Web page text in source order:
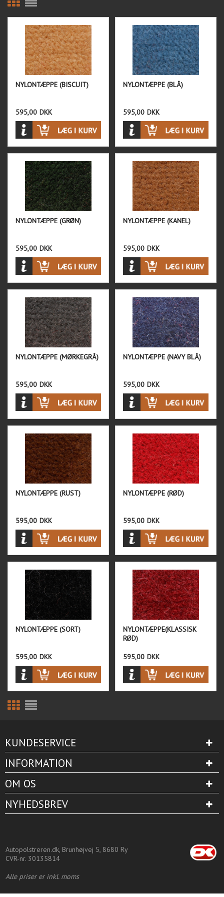
NYLONTÆPPE (BISCUIT)
595,00 DKK
NYLONTÆPPE (BLÅ)
595,00 DKK
NYLONTÆPPE (GRØN)
595,00 DKK
NYLONTÆPPE (KANEL)
595,00 DKK
NYLONTÆPPE (MØRKEGRÅ)
595,00 DKK
NYLONTÆPPE (NAVY BLÅ)
595,00 DKK
NYLONTÆPPE (RUST)
595,00 DKK
NYLONTÆPPE (RØD)
595,00 DKK
NYLONTÆPPE (SORT)
595,00 DKK
NYLONTÆPPE(KLASSISK
RØD)
595,00 DKK
KUNDESERVICE
INFORMATION
OM OS
NYHEDSBREV
Autopolstreren.dk, Brunhøjvej 5, 8680 Ry
CVR-nr. 30135814
Alle priser er inkl. moms